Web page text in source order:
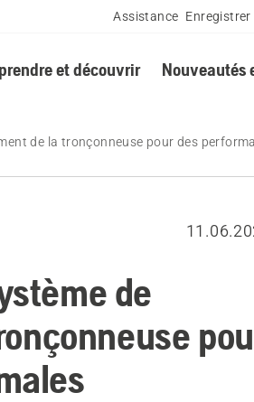
Assistance
et découvrir Nouveautés
de la tronçonneuse pour des
de